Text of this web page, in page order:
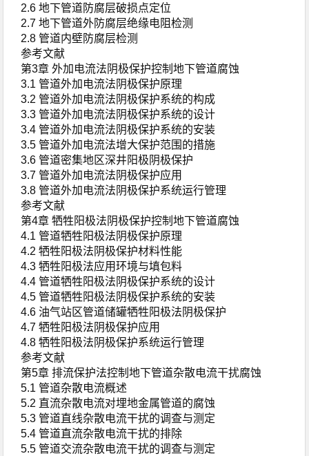
2.6 地下管道防腐层破损点定位
2.7 地下管道外防腐层绝缘电阻检测
2.8 管道内壁防腐层检测
参考文献
第3章 外加电流法阴极保护控制地下管道腐蚀
3.1 管道外加电流法阴极保护原理
3.2 管道外加电流法阴极保护系统的构成
3.3 管道外加电流法阴极保护系统的设计
3.4 管道外加电流法阴极保护系统的安装
3.5 管道外加电流法增大保护范围的措施
3.6 管道密集地区深井阳极阴极保护
3.7 管道外加电流法阴极保护应用
3.8 管道外加电流法阴极保护系统运行管理
参考文献
第4章 牺牲阳极法阴极保护控制地下管道腐蚀
4.1 管道牺牲阳极法阴极保护原理
4.2 牺牲阳极法阴极保护材料性能
4.3 牺牲阳极法应用环境与填包料
4.4 管道牺牲阳极法阴极保护系统的设计
4.5 管道牺牲阳极法阴极保护系统的安装
4.6 油气站区管道储罐牺牲阳极法阴极保护
4.7 牺牲阳极法阴极保护应用
4.8 牺牲阳极法阴极保护系统运行管理
参考文献
第5章 排流保护法控制地下管道杂散电流干扰腐蚀
5.1 管道杂散电流概述
5.2 直流杂散电流对埋地金属管道的腐蚀
5.3 管道直线杂散电流干扰的调查与测定
5.4 管道直流杂散电流干扰的排除
5.5 管道交流杂散电流干扰的调查与测定